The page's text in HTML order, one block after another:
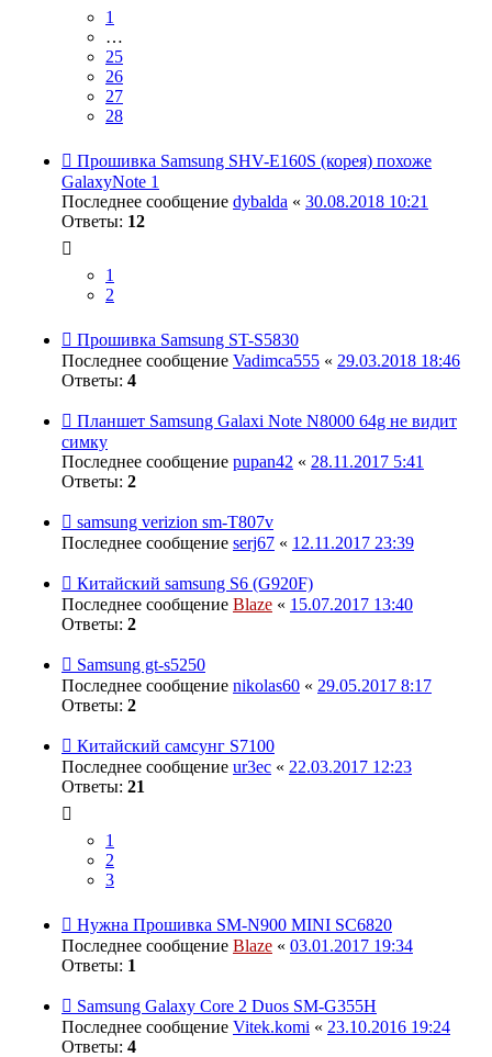
1
…
25
26
27
28
Прошивка Samsung SHV-E160S (корея) похоже
GalaxyNote 1
Последнее сообщение dybalda « 30.08.2018 10:21
Ответы: 12
1
2
Прошивка Samsung ST-S5830
Последнее сообщение Vadimca555 « 29.03.2018 18:46
Ответы: 4
Планшет Samsung Galaxi Note N8000 64g не видит
симку
Последнее сообщение pupan42 « 28.11.2017 5:41
Ответы: 2
samsung verizion sm-T807v
Последнее сообщение serj67 « 12.11.2017 23:39
Китайский samsung S6 (G920F)
Последнее сообщение Blaze « 15.07.2017 13:40
Ответы: 2
Samsung gt-s5250
Последнее сообщение nikolas60 « 29.05.2017 8:17
Ответы: 2
Китайский самсунг S7100
Последнее сообщение ur3ec « 22.03.2017 12:23
Ответы: 21
1
2
3
Нужна Прошивка SM-N900 MINI SC6820
Последнее сообщение Blaze « 03.01.2017 19:34
Ответы: 1
Samsung Galaxy Core 2 Duos SM-G355H
Последнее сообщение Vitek.komi « 23.10.2016 19:24
Ответы: 4